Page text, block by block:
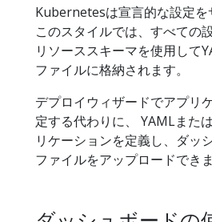
Kubernetesは宣言的な設定を
このスタイルでは、すべての
リソーススキーマを使用して
ファイルに格納されます。
デプロイウィザードでアプリ
定する代わりに、 YAMLまた
リケーションを定義し、ダッ
ファイルをアップロードできま